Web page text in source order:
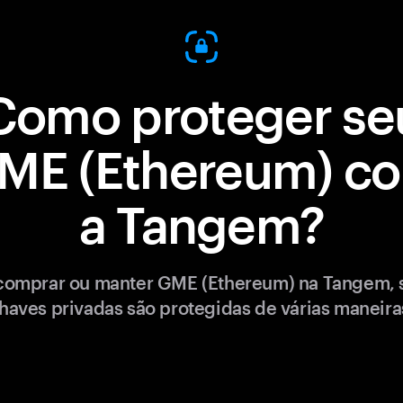
proteger
(Ethereum)
a Tangem?
ou manter GME (Ethereum) na Tangem,
privadas são protegidas de várias